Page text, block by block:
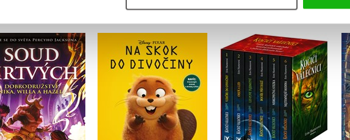
Soud mrtvých
Rick Riordan
Na skok do divočiny -
Pohádkový román
Kolektiv
Kočičí válečníci: BOX 1-6
Erin Hunterová